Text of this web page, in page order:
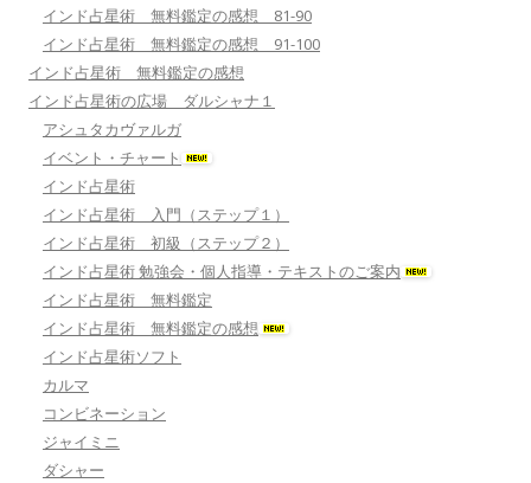
インド占星術 無料鑑定の感想 81-90
インド占星術 無料鑑定の感想 91-100
インド占星術 無料鑑定の感想
インド占星術の広場 ダルシャナ１
アシュタカヴァルガ
イベント・チャート
インド占星術
インド占星術 入門（ステップ１）
インド占星術 初級（ステップ２）
インド占星術 勉強会・個人指導・テキストのご案内
インド占星術 無料鑑定
インド占星術 無料鑑定の感想
インド占星術ソフト
カルマ
コンビネーション
ジャイミニ
ダシャー